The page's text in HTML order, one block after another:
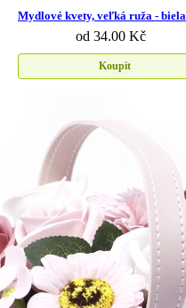
Mydlové kvety, veľká ruža - biela
od 34.00 Kč
Koupit